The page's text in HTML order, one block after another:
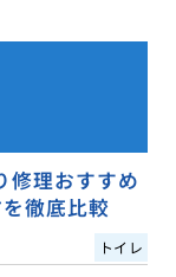
修理おすすめ
徹底比較
トイレ